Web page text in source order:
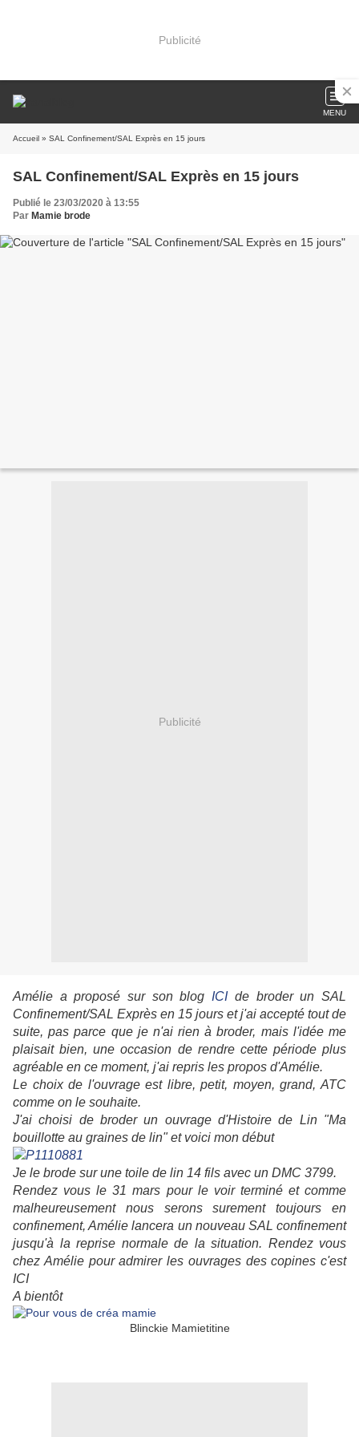
Publicité
MENU
Accueil » SAL Confinement/SAL Exprès en 15 jours
SAL Confinement/SAL Exprès en 15 jours
Publié le 23/03/2020 à 13:55
Par Mamie brode
Publicité
Amélie a proposé sur son blog ICIde broder un SAL
Confinement/SAL Exprès en 15 jours et j'ai accepté tout de
suite, pas parce que je n'ai rien à broder, mais l'idée me
plaisait bien, une occasion de rendre cette période plus
agréable en ce moment, j'ai repris les propos d'Amélie.
Le choix de l'ouvrage est libre, petit, moyen, grand, ATC
comme on le souhaite.
J'ai choisi de broder un ouvrage d'Histoire de Lin "Ma
bouillotte au graines de lin" et voici mon début
Je le brode sur une toile de lin 14 fils avec un DMC 3799.
Rendez vous le 31 mars pour le voir terminé et comme
malheureusement nous serons surement toujours en
confinement, Amélie lancera un nouveau SAL confinement
jusqu'à la reprise normale de la situation. Rendez vous
chez Amélie pour admirer les ouvrages des copines c'est
ICI
A bientôt
Blinckie Mamietitine